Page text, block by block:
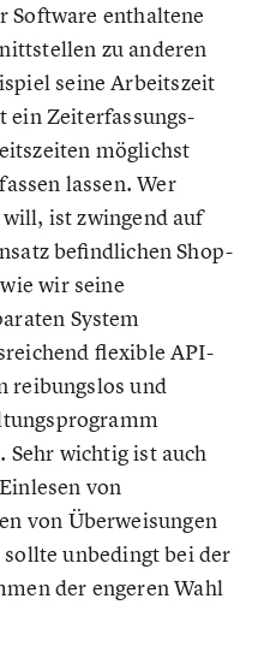
Software enthaltene
zu anderen
seine Arbeitszeit
ein Zeiterfassungs-
möglichst
lassen. Wer
ist zwingend auf
befindlichen Shop-
wir seine
System
flexible API-
reibungslos und
Sehr wichtig ist auch
von
von Überweisungen
unbedingt bei der
der engeren Wahl